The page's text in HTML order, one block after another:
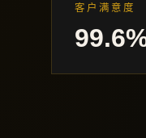
客户满意度